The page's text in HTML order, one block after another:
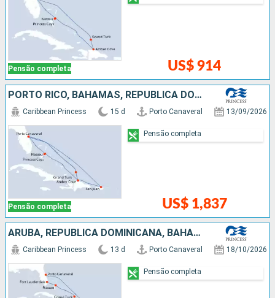
Pensão completa US$ 914
PORTO RICO, BAHAMAS, REPUBLICA DOMINICANA, ESTADOS UNIDOS
Pensão completa
Caribbean Princess 15 d Porto Canaveral 13/09/2026
US$ 1,837
Pensão completa
ARUBA, REPUBLICA DOMINICANA, BAHAMAS, ESTADOS UNIDOS
Caribbean Princess 13 d Porto Canaveral 18/10/2026
Pensão completa